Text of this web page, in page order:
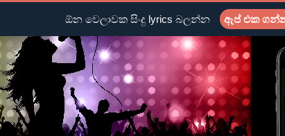
ඕන වෙලාවක සිංදු lyrics බලන්න ඇප් එක